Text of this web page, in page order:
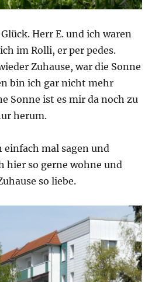
Herr E. und ich waren
im Rolli, er per pedes.
Zuhause, war die Sonne
bin ich gar nicht mehr
Sonne ist es mir da noch zu
herum.
einfach mal sagen und
hier so gerne wohne und
so liebe.